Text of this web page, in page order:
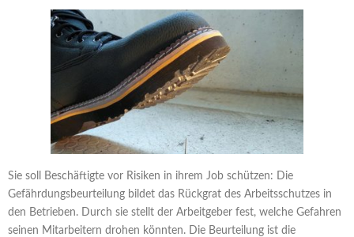
Sie soll Beschäftigte vor Risiken in ihrem Job schützen: Die
Gefährdungsbeurteilung bildet das Rückgrat des Arbeitsschutzes in
den Betrieben. Durch sie stellt der Arbeitgeber fest, welche Gefahren
seinen Mitarbeitern drohen könnten. Die Beurteilung ist die